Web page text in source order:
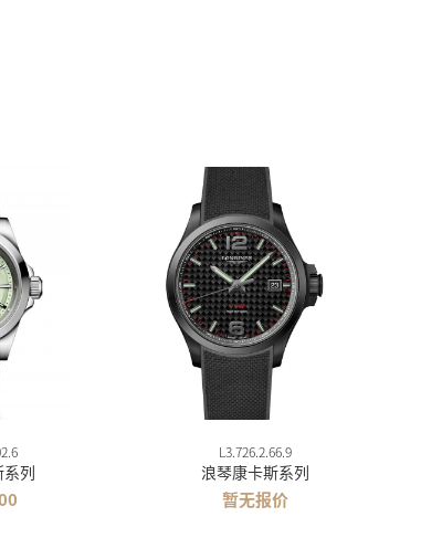
列
L3.726.2.66.9
浪琴康卡斯系列
暂无报价